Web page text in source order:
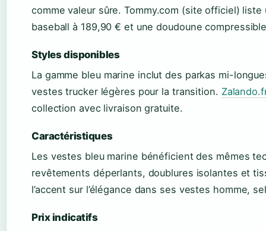
comme valeur sûre. Tommy.com (site officiel)
baseball à 189,90 € et une doudoune
Styles disponibles
La gamme bleu marine inclut des parkas mi-
vestes trucker légères pour la transition.
collection avec livraison gratuite.
Caractéristiques
Les vestes bleu marine bénéficient des mêmes
revêtements déperlants, doublures isolantes et
l’accent sur l’élégance dans ses vestes homme,
Prix indicatifs